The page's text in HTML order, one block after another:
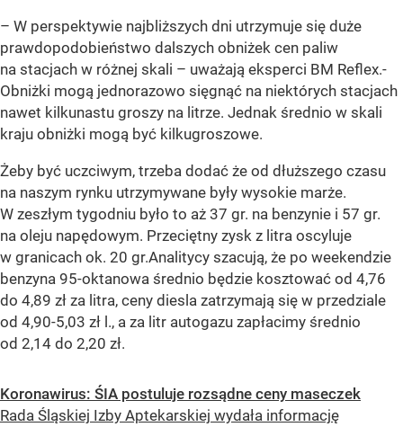
– W perspektywie najbliższych dni utrzymuje się duże
prawdopodobieństwo dalszych obniżek cen paliw
na stacjach w różnej skali – uważają eksperci BM Reflex.-
Obniżki mogą jednorazowo sięgnąć na niektórych stacjach
nawet kilkunastu groszy na litrze. Jednak średnio w skali
kraju obniżki mogą być kilkugroszowe.
Żeby być uczciwym, trzeba dodać że od dłuższego czasu
na naszym rynku utrzymywane były wysokie marże.
W zeszłym tygodniu było to aż 37 gr. na benzynie i 57 gr.
na oleju napędowym. Przeciętny zysk z litra oscyluje
w granicach ok. 20 gr.Analitycy szacują, że po weekendzie
benzyna 95-oktanowa średnio będzie kosztować od 4,76
do 4,89 zł za litra, ceny diesla zatrzymają się w przedziale
od 4,90-5,03 zł l., a za litr autogazu zapłacimy średnio
od 2,14 do 2,20 zł.
Koronawirus: ŚIA postuluje rozsądne ceny maseczek
Rada Śląskiej Izby Aptekarskiej wydała informację